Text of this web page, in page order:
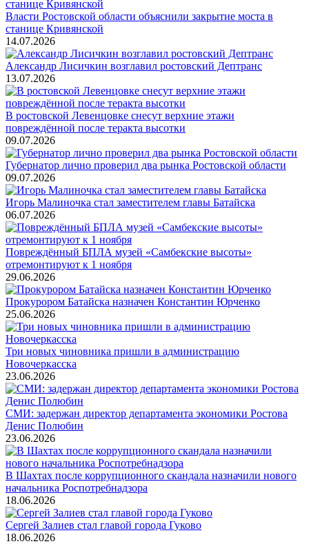
Власти Ростовской области объяснили закрытие моста в
станице Кривянской
14.07.2026
Александр Лисичкин возглавил ростовский Дептранс
13.07.2026
В ростовской Левенцовке снесут верхние этажи
повреждённой после теракта высотки
09.07.2026
Губернатор лично проверил два рынка Ростовской области
09.07.2026
Игорь Малиночка стал заместителем главы Батайска
06.07.2026
Повреждённый БПЛА музей «Самбекские высоты»
отремонтируют к 1 ноября
29.06.2026
Прокурором Батайска назначен Константин Юрченко
25.06.2026
Три новых чиновника пришли в администрацию
Новочеркасска
23.06.2026
СМИ: задержан директор департамента экономики Ростова
Денис Полюбин
23.06.2026
В Шахтах после коррупционного скандала назначили нового
начальника Роспотребнадзора
18.06.2026
Сергей Залиев стал главой города Гуково
18.06.2026